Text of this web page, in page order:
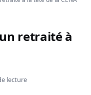
retraité à
lecture